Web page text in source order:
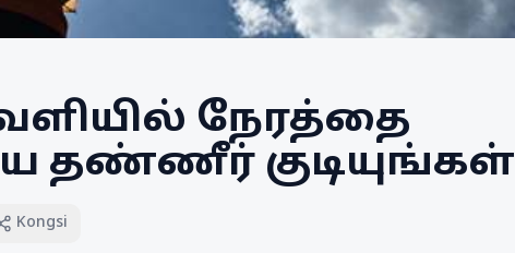
நேரத்தை
தண்ணீர் குடியுங்கள்
Kongsi